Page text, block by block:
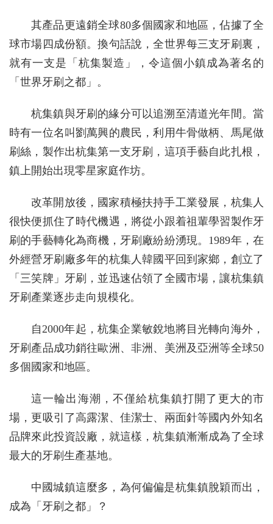
其產品更遠銷全球80多個國家和地區，佔據了全
球市場四成份額。換句話說，全世界每三支牙刷裏，
就有一支是「杭集製造」，令這個小鎮成為著名的
「世界牙刷之都」。
杭集鎮與牙刷的緣分可以追溯至清道光年間。當
時有一位名叫劉萬興的農民，利用牛骨做柄、馬尾做
刷絲，製作出杭集第一支牙刷，這項手藝自此扎根，
鎮上開始出現零星家庭作坊。
改革開放後，國家積極扶持手工業發展，杭集人
很快便抓住了時代機遇，將從小跟着祖輩學習製作牙
刷的手藝轉化為商機，牙刷廠紛紛湧現。1989年，在
外經營牙刷廠多年的杭集人韓國平回到家鄉，創立了
「三笑牌」牙刷，並迅速佔領了全國市場，讓杭集鎮
牙刷產業逐步走向規模化。
自2000年起，杭集企業敏銳地將目光轉向海外，
牙刷產品成功銷往歐洲、非洲、美洲及亞洲等全球50
多個國家和地區。
這一輪出海潮，不僅給杭集鎮打開了更大的市
場，更吸引了高露潔、佳潔士、兩面針等國內外知名
品牌來此投資設廠，就這樣，杭集鎮漸漸成為了全球
最大的牙刷生產基地。
中國城鎮這麼多，為何偏偏是杭集鎮脫穎而出，
成為「牙刷之都」？